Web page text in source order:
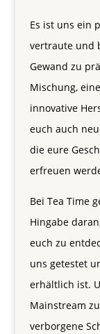
Es ist uns ein
vertraute und
Gewand zu
Mischung,
innovative
euch auch
die eure
erfreuen
Bei Tea Time
Hingabe
euch zu
uns getestet
erhältlich ist.
Mainstream
verborgene